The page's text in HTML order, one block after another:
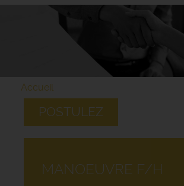
Accueil
POSTULEZ
MANOEUVRE F/H